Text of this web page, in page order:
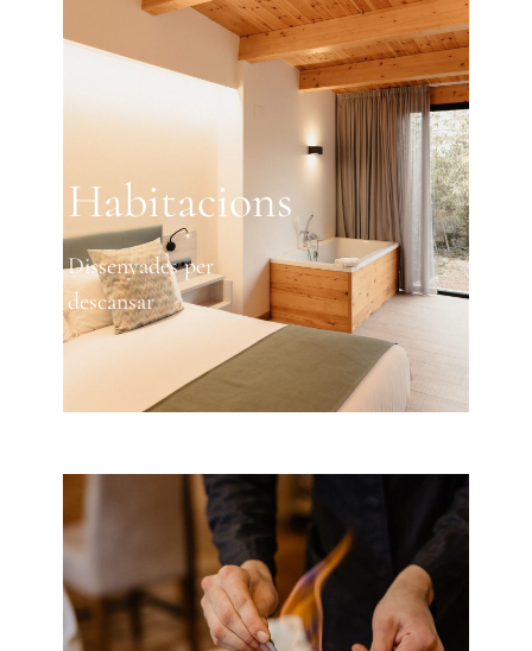
Habitacions
Dissenyades per
descansar